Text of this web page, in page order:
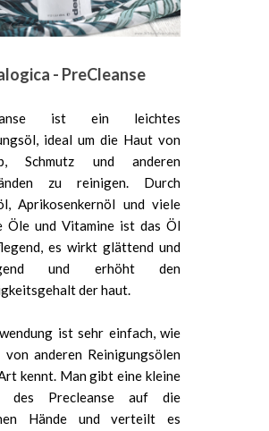
- PreCleanse
ist ein leichtes
ideal um die Haut von
Schmutz und anderen
zu reinigen. Durch
Aprikosenkernöl und viele
Öle und Vitamine ist das Öl
es wirkt glättend und
und erhöht den
der haut.
ist sehr einfach, wie
von anderen Reinigungsölen
kennt. Man gibt eine kleine
des Precleanse auf die
Hände und verteilt es